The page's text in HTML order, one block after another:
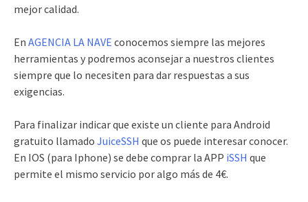
mejor calidad.
En AGENCIA LA NAVE conocemos siempre las mejores
herramientas y podremos aconsejar a nuestros clientes
siempre que lo necesiten para dar respuestas a sus
exigencias.
Para finalizar indicar que existe un cliente para Android
gratuito llamado JuiceSSH que os puede interesar conocer.
En IOS (para Iphone) se debe comprar la APP iSSH que
permite el mismo servicio por algo más de 4€.